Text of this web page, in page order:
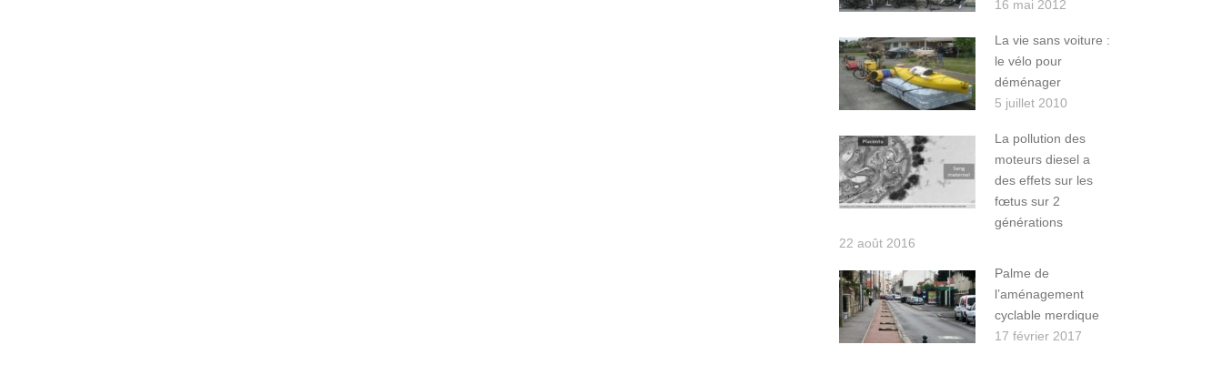
16 mai 2012
La vie sans voiture :
le vélo pour
déménager
5 juillet 2010
La pollution des
moteurs diesel a
des effets sur les
fœtus sur 2
générations
22 août 2016
Palme de
l’aménagement
cyclable merdique
17 février 2017